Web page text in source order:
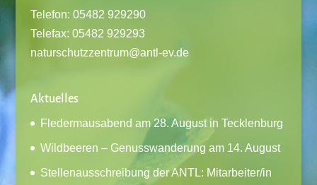
Telefon: 05482 929290
Telefax: 05482 929293
naturschutzzentrum@antl-ev.de
Aktuelles
Fledermausabend am 28. August in Tecklenburg
Wildbeeren – Genusswanderung am 14. August
Stellenausschreibung der ANTL: Mitarbeiter/in